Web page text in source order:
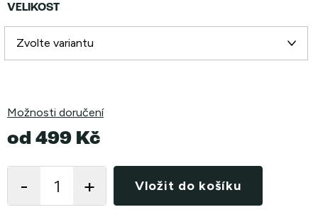
VELIKOST
Možnosti doručení
od 499 Kč
cena:
Vložit do košíku